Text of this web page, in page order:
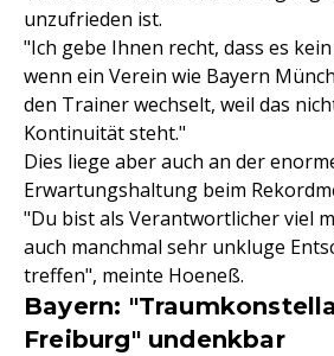
unzufrieden ist.
"Ich gebe Ihnen recht, dass es
wenn ein Verein wie Bayern
den Trainer wechselt, weil das
Kontinuität steht."
Dies liege aber auch an der
Erwartungshaltung beim
"Du bist als Verantwortlicher viel
auch manchmal sehr unkluge
treffen", meinte Hoeneß.
Bayern:
Freiburg" undenkbar